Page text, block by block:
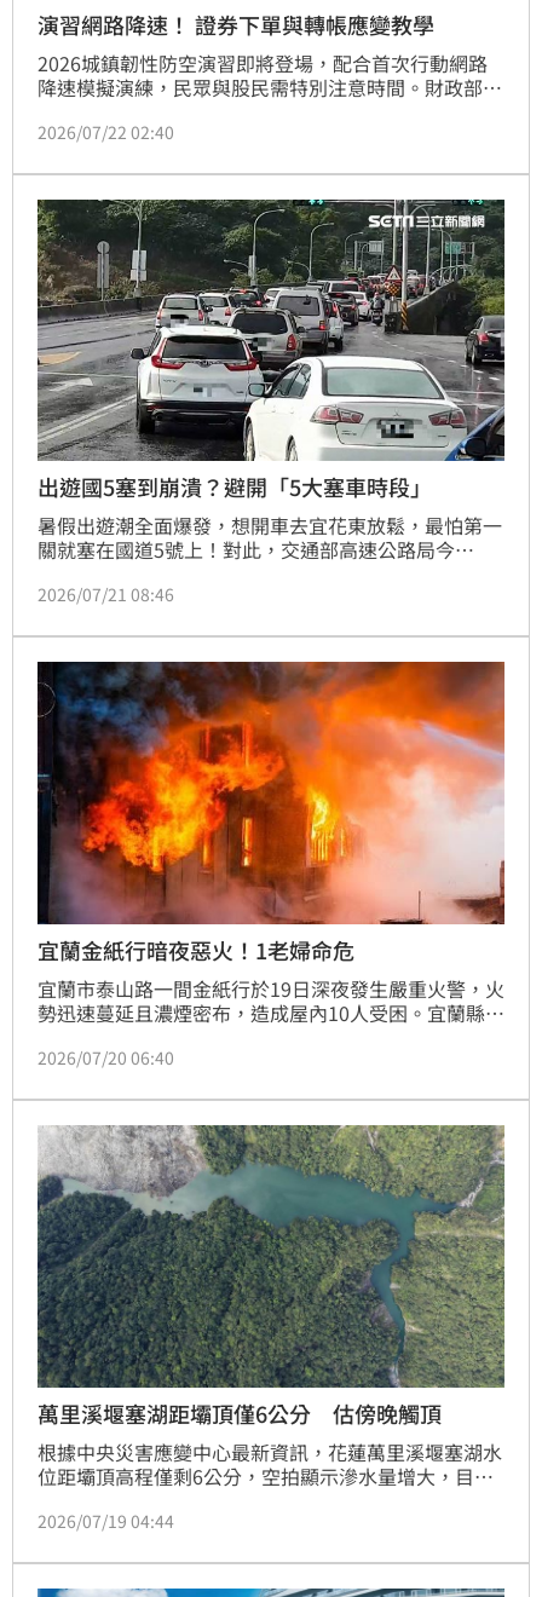
演習網路降速！ 證券下單與轉帳應變教學
2026城鎮韌性防空演習即將登場，配合首次行動網路
降速模擬演練，民眾與股民需特別注意時間。財政部表
速」模擬演練，中北部地區的民眾及台銀、土銀、台銀
2026/07/22 02:40
出遊國5塞到崩潰？避開「5大塞車時段」
暑假出遊潮全面爆發，想開車去宜花東放鬆，最怕第一
關就塞在國道5號上！對此，交通部高速公路局今
略。另外，駕駛若綁eTag，還有通行費9折優惠。
2026/07/21 08:46
宜蘭金紙行暗夜惡火！1老婦命危
宜蘭市泰山路一間金紙行於19日深夜發生嚴重火警，火
勢迅速蔓延且濃煙密布，造成屋內10人受困。宜蘭縣消
名受困民眾，但其中一名受困於2樓陽台的老婦人被尋
勢於20日凌晨1點10分完全撲滅，目前起火原因及財物
損失仍待後續火場調查釐清，相關單位正全力調查事故
經過，並確認受困者的詳細身分與傷勢情況。
2026/07/20 06:40
萬里溪堰塞湖距壩頂僅6公分 估傍晚觸頂
根據中央災害應變中心最新資訊，花蓮萬里溪堰塞湖水
位距壩頂高程僅剩6公分，空拍顯示滲水量增大，目前
決，影響範圍仍會侷限於河道內。
2026/07/19 04:44